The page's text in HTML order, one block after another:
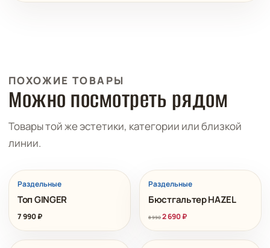
ПОХОЖИЕ ТОВАРЫ
Можно посмотреть рядом
Товары той же эстетики, категории или близкой
линии.
Раздельные
Топ GINGER
7 990₽
Раздельные
Бюстгальтер HAZEL
8 990 2 690₽